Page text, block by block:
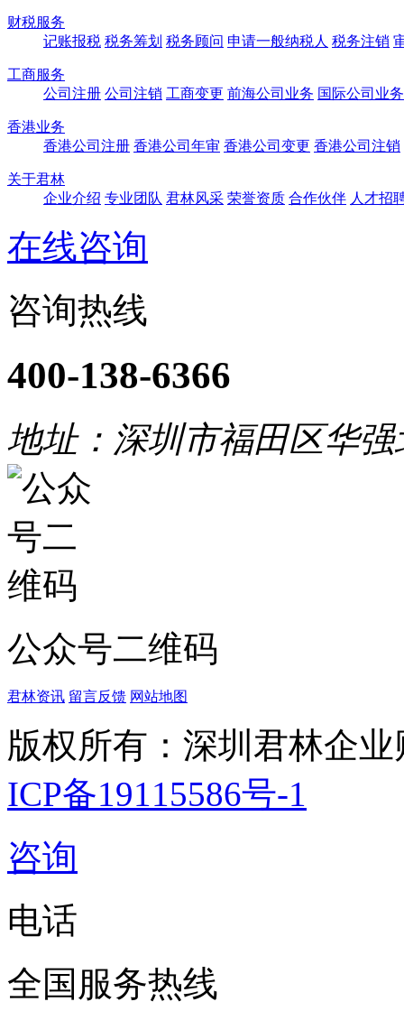
财税服务
记账报税 税务筹划 税务顾问 申请一般纳税人 税务注销
工商服务
公司注册 公司注销 工商变更 前海公司业务 国际公司业务
香港业务
香港公司注册 香港公司年审 香港公司变更 香港公司注销
关于君林
企业介绍 专业团队 君林风采 荣誉资质 合作伙伴 人才招
在线咨询
咨询热线
400-138-6366
地址：深圳市福田区华
公众号二维码
君林资讯 留言反馈 网站地图
版权所有：深圳君林企
ICP备19115586号-1
咨询
电话
全国服务热线